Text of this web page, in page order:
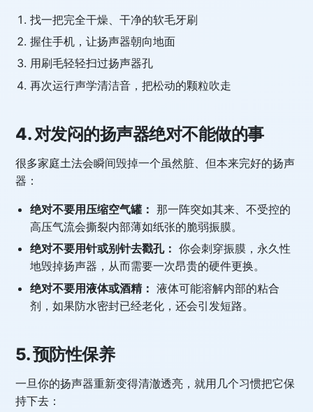
找一把完全干燥、干净的软毛牙刷
握住手机，让扬声器朝向地面
用刷毛轻轻扫过扬声器孔
再次运行声学清洁音，把松动的颗粒吹走
4. 对发闷的扬声器绝对不能做的事
很多家庭土法会瞬间毁掉一个虽然脏、但本来完好的扬声
器：
绝对不要用压缩空气罐： 那一阵突如其来、不受控的
高压气流会撕裂内部薄如纸张的脆弱振膜。
绝对不要用针或别针去戳孔： 你会刺穿振膜，永久性
地毁掉扬声器，从而需要一次昂贵的硬件更换。
绝对不要用液体或酒精： 液体可能溶解内部的粘合
剂，如果防水密封已经老化，还会引发短路。
5. 预防性保养
一旦你的扬声器重新变得清澈透亮，就用几个习惯把它保
持下去：